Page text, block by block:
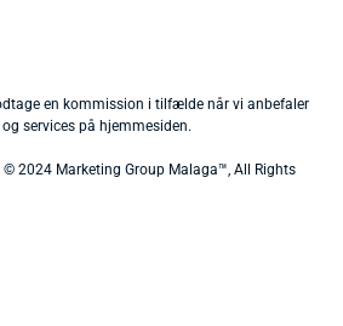
en kommission i tilfælde når vi anbefaler
services på hjemmesiden.
© 2024 Marketing Group Malaga™, All Rights